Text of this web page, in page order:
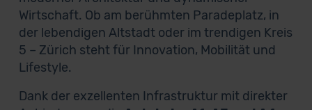
Wirtschaft. Ob am berühmten Paradeplatz, in
der lebendigen Altstadt oder im trendigen Kreis
5 – Zürich steht für Innovation, Mobilität und
Lifestyle.
Dank der exzellenten Infrastruktur mit direkter